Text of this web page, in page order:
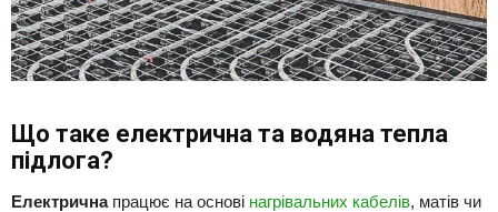
Що таке електрична та водяна тепла
підлога?
Електричнапрацює на основі нагрівальних кабелів, матів чи